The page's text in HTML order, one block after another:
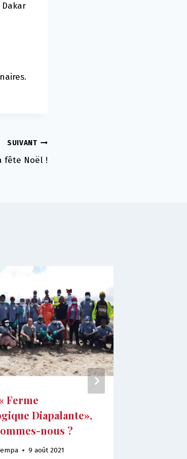
SUIVANT
fête Noël !
Ferme
Diapalante»,
nous ?
9 août 2021